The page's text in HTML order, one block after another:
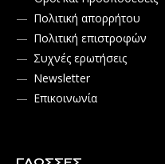
Πολιτική απορρήτου
Πολιτική επιστροφών
Συχνές ερωτήσεις
Newsletter
Επικοινωνία